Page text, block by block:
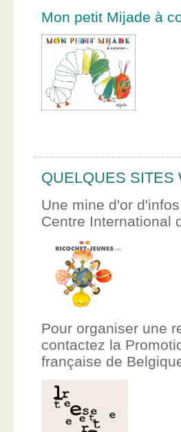
Mon petit Mijade à
QUELQUES SITES
Une mine d'or
Centre International
Pour organiser une
contactez la
française de